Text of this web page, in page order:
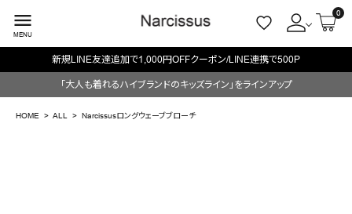
menu
MENU
0
ようこそ ゲスト 様
新規LINE友達追加で1,000円OFFクーポン/LINE連携で500P
「大人も着れるハイブランドのキッズライン」をラインアップ
HOME ALL Narcissusロングウェーブブローチ